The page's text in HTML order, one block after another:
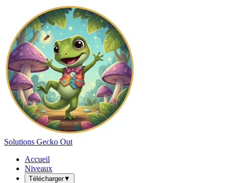
Solutions Gecko Out
Accueil
Niveaux
Télécharger▼